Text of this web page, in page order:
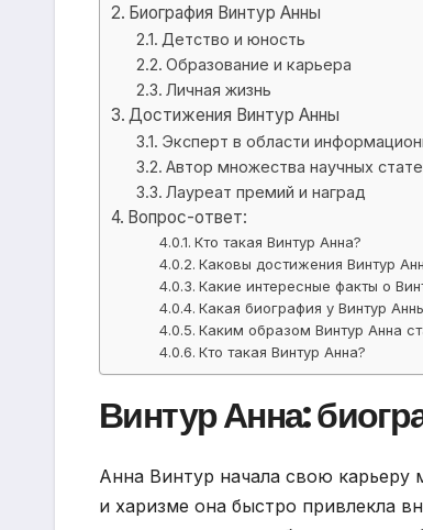
Биография Винтур Анны
Детство и юность
Образование и карьера
Личная жизнь
Достижения Винтур Анны
Эксперт в области
Автор множества научных
Лауреат премий и наград
Вопрос-ответ:
Кто такая Винтур Анна?
Каковы достижения Винтур
Какие интересные факты о
Какая биография у Винтур
Каким образом Винтур Анна
Кто такая Винтур Анна?
Винтур Анна:
Анна Винтур начала свою карьеру
и харизме она быстро привлекла